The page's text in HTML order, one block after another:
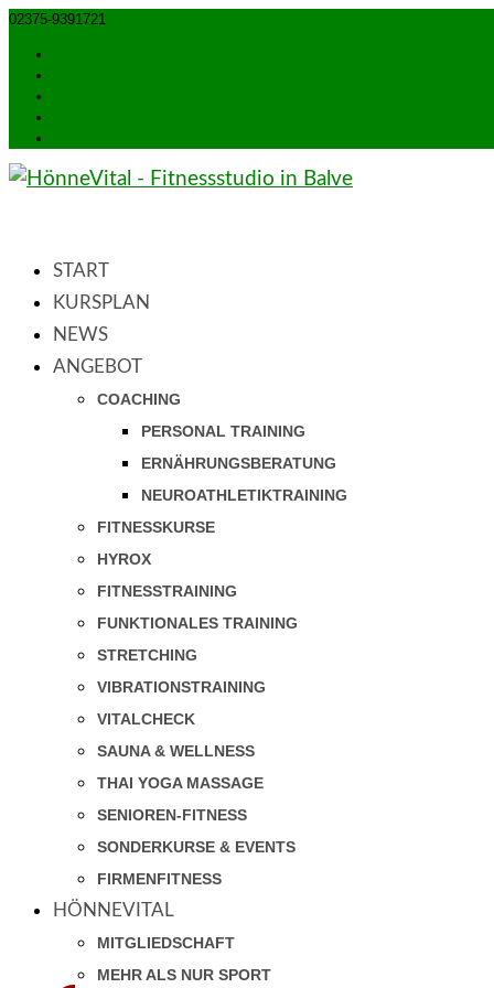
02375-9391721
START
KURSPLAN
NEWS
ANGEBOT
COACHING
PERSONAL TRAINING
ERNÄHRUNGSBERATUNG
NEUROATHLETIKTRAINING
FITNESSKURSE
HYROX
FITNESSTRAINING
FUNKTIONALES TRAINING
STRETCHING
VIBRATIONSTRAINING
VITALCHECK
SAUNA & WELLNESS
THAI YOGA MASSAGE
SENIOREN-FITNESS
SONDERKURSE & EVENTS
FIRMENFITNESS
HÖNNEVITAL
MITGLIEDSCHAFT
MEHR ALS NUR SPORT